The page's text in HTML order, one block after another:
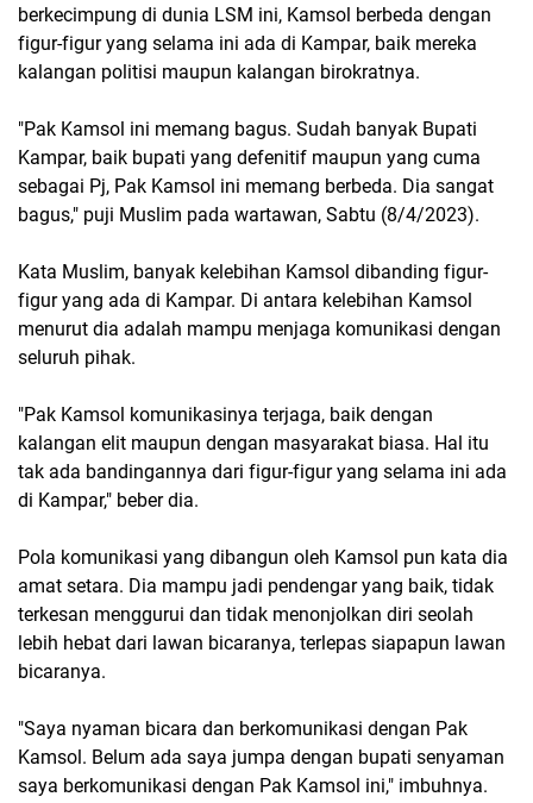
berkecimpung di dunia LSM ini, Kamsol berbeda dengan
figur-figur yang selama ini ada di Kampar, baik mereka
kalangan politisi maupun kalangan birokratnya.
"Pak Kamsol ini memang bagus. Sudah banyak Bupati
Kampar, baik bupati yang defenitif maupun yang cuma
sebagai Pj, Pak Kamsol ini memang berbeda. Dia sangat
bagus," puji Muslim pada wartawan, Sabtu (8/4/2023).
Kata Muslim, banyak kelebihan Kamsol dibanding figur-
figur yang ada di Kampar. Di antara kelebihan Kamsol
menurut dia adalah mampu menjaga komunikasi dengan
seluruh pihak.
"Pak Kamsol komunikasinya terjaga, baik dengan
kalangan elit maupun dengan masyarakat biasa. Hal itu
tak ada bandingannya dari figur-figur yang selama ini ada
di Kampar," beber dia.
Pola komunikasi yang dibangun oleh Kamsol pun kata dia
amat setara. Dia mampu jadi pendengar yang baik, tidak
terkesan menggurui dan tidak menonjolkan diri seolah
lebih hebat dari lawan bicaranya, terlepas siapapun lawan
bicaranya.
"Saya nyaman bicara dan berkomunikasi dengan Pak
Kamsol. Belum ada saya jumpa dengan bupati senyaman
saya berkomunikasi dengan Pak Kamsol ini," imbuhnya.